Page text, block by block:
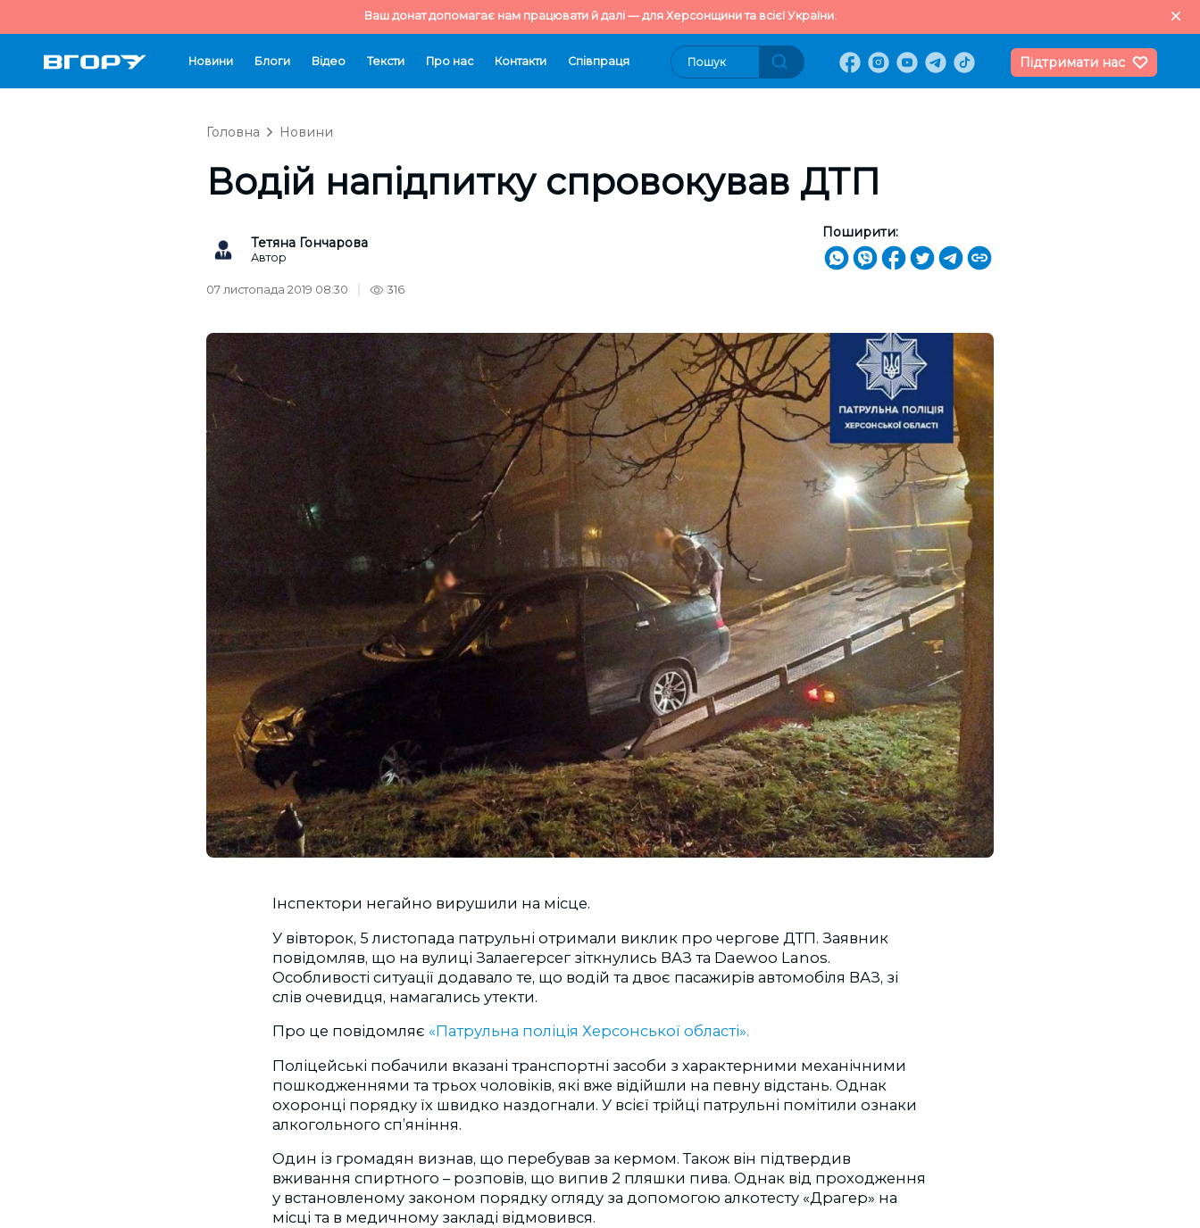
Ваш донат допомагає нам працювати й далі — для Херсонщини та всієї України.
Новини Блоги Відео Тексти Про нас Контакти Cпівпраця Підтримати нас
Головна Новини
Водій напідпитку спровокував ДТП
Тетяна Гончарова
Автор
Поширити:
07 листопада 2019 08:30 316
Інспектори негайно вирушили на місце.
У вівторок, 5 листопада патрульні отримали виклик про чергове ДТП. Заявник
повідомляв, що на вулиці Залаегерсег зіткнулись ВАЗ та Daewoo Lanos.
Особливості ситуації додавало те, що водій та двоє пасажирів автомобіля ВАЗ, зі
слів очевидця, намагались утекти.
Про це повідомляє «Патрульна поліція Херсонської області».
Поліцейські побачили вказані транспортні засоби з характерними механічними
пошкодженнями та трьох чоловіків, які вже відійшли на певну відстань. Однак
охоронці порядку їх швидко наздогнали. У всієї трійці патрульні помітили ознаки
алкогольного сп’яніння.
Один із громадян визнав, що перебував за кермом. Також він підтвердив
вживання спиртного – розповів, що випив 2 пляшки пива. Однак від проходження
у встановленому законом порядку огляду за допомогою алкотесту «Драгер» на
місці та в медичному закладі відмовився.